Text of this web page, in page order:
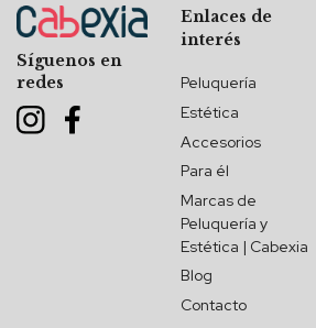
Síguenos en
redes
Enlaces de
interés
Peluquería
Estética
Accesorios
Para él
Marcas de
Peluquería y
Estética | Cabexia
Blog
Contacto